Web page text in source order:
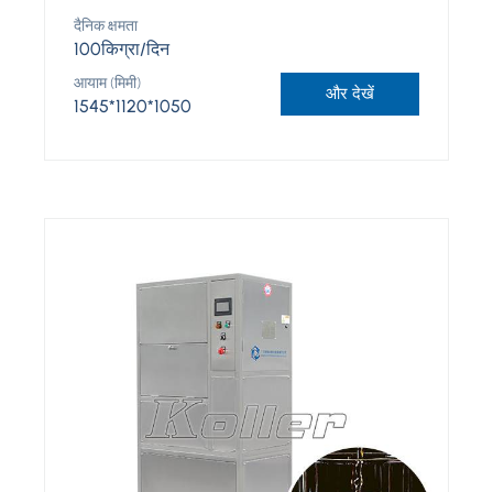
दैनिक क्षमता
100किग्रा/दिन
आयाम (मिमी)
1545*1120*1050
और देखें